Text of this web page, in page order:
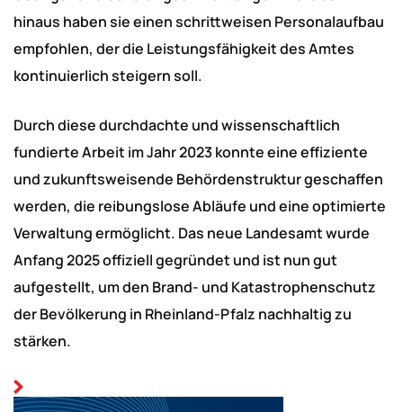
hinaus haben sie einen schrittweisen Personalaufbau
empfohlen, der die Leistungsfähigkeit des Amtes
kontinuierlich steigern soll.
Durch diese durchdachte und wissenschaftlich
fundierte Arbeit im Jahr 2023 konnte eine effiziente
und zukunftsweisende Behördenstruktur geschaffen
werden, die reibungslose Abläufe und eine optimierte
Verwaltung ermöglicht. Das neue Landesamt wurde
Anfang 2025 offiziell gegründet und ist nun gut
aufgestellt, um den Brand- und Katastrophenschutz
der Bevölkerung in Rheinland-Pfalz nachhaltig zu
stärken.